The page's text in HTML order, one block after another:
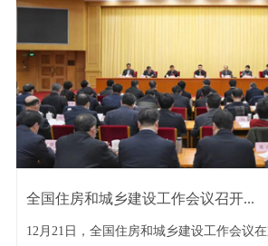
全国住房和城乡建设工作会议召开...
12月21日，全国住房和城乡建设工作会议